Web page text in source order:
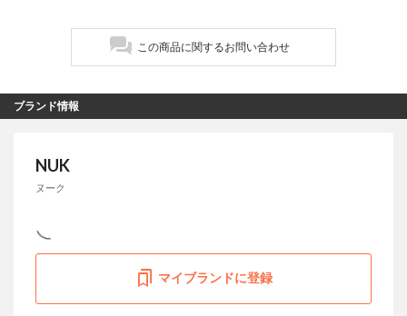
この商品に関するお問い合わせ
ブランド情報
NUK
ヌーク
マイブランドに登録